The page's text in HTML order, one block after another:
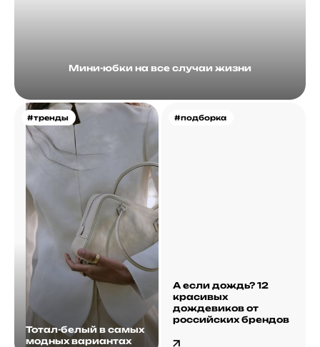
Мини-юбки на все случаи жизни
#тренды
Тотал-белый в самых
модных вариантах
#подборка
А если дождь? 12
красивых
дождевиков от
российских брендов